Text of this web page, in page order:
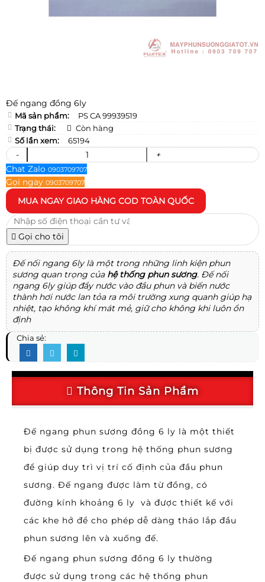
Đế ngang đồng 6ly
Mã sản phẩm:
PS CA 99939519
Trạng thái:
Còn hàng
Số lần xem:
65194
-
+
Chat Zalo 0903709707
Gọi ngay 0903709707
MUA NGAY GIAO HÀNG COD TOÀN QUỐC
Gọi cho tôi
Đế nối ngang 6ly là một trong những linh kiện phun
sương quan trọng của hệ thống phun sương. Đế nối
ngang 6ly giúp đẩy nước vào đầu phun và biến nước
thành hơi nước lan tỏa ra môi trường xung quanh giúp hạ
nhiệt, tạo không khí mát mẻ, giữ cho không khi luôn ổn
định
Chia sẻ:
Thông Tin Sản Phẩm
Đế ngang phun sương đồng 6 ly là một thiết
bị được sử dụng trong hệ thống phun sương
để giúp duy trì vị trí cố định của đầu phun
sương. Đế ngang được làm từ đồng, có
đường kính khoảng 6 ly và được thiết kế với
các khe hở để cho phép dễ dàng tháo lắp đầu
phun sương lên và xuống đế.
Đế ngang phun sương đồng 6 ly thường
được sử dụng trong các hệ thống phun